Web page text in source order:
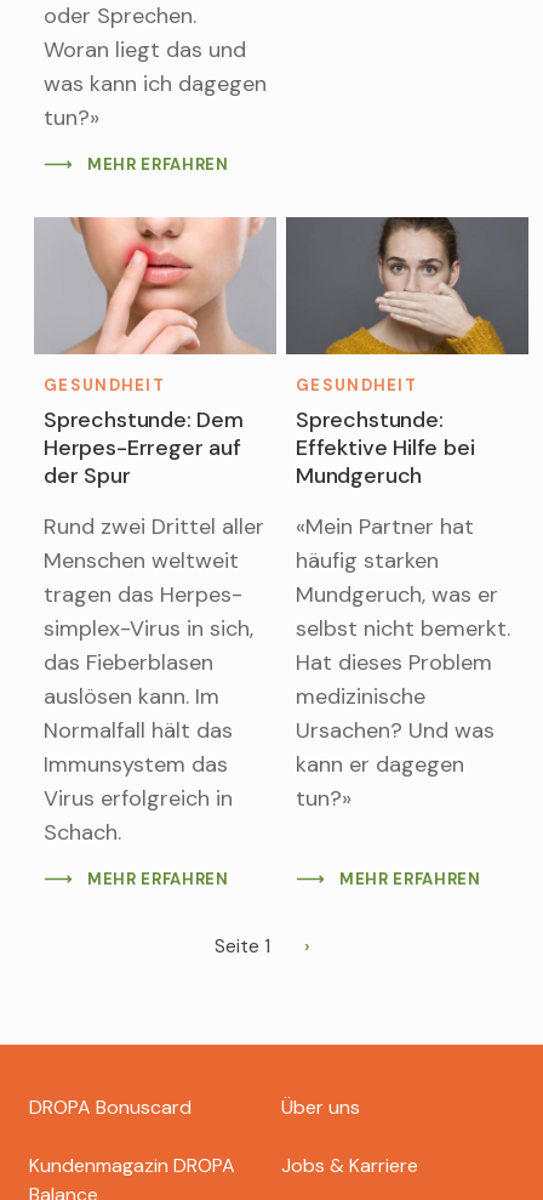
oder Sprechen.
Woran liegt das und
was kann ich dagegen
tun?»
MEHR ERFAHREN
GESUNDHEIT
Sprechstunde: Dem
Herpes-Erreger auf
der Spur
Rund zwei Drittel aller
Menschen weltweit
tragen das Herpes-
simplex-Virus in sich,
das Fieberblasen
auslösen kann. Im
Normalfall hält das
Immunsystem das
Virus erfolgreich in
Schach.
MEHR ERFAHREN
GESUNDHEIT
Sprechstunde:
Effektive Hilfe bei
Mundgeruch
«Mein Partner hat
häufig starken
Mundgeruch, was er
selbst nicht bemerkt.
Hat dieses Problem
medizinische
Ursachen? Und was
kann er dagegen
tun?»
MEHR ERFAHREN
Seitennummerierung
Seite 1
Nächste
Footer
dropa
DROPA Bonuscard
Kundenmagazin DROPA
Balance
Über uns
Jobs & Karriere